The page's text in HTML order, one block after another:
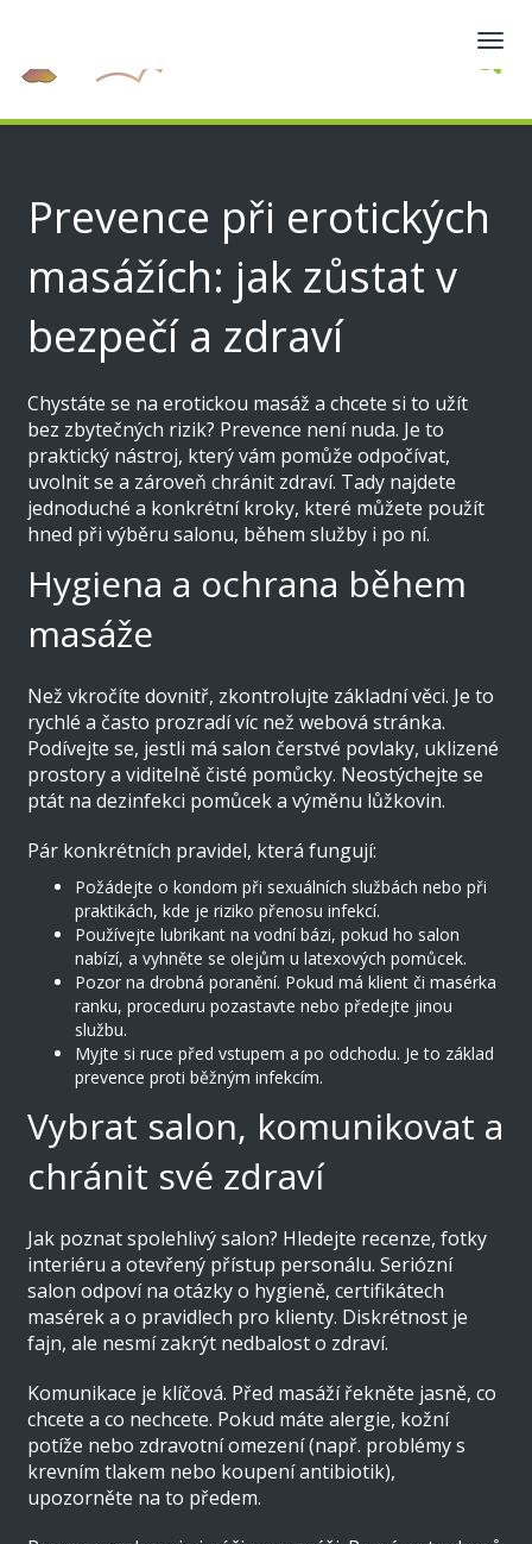
Prevence při erotických
masážích: jak zůstat v
bezpečí a zdraví
Chystáte se na erotickou masáž a chcete si to užít
bez zbytečných rizik? Prevence není nuda. Je to
praktický nástroj, který vám pomůže odpočívat,
uvolnit se a zároveň chránit zdraví. Tady najdete
jednoduché a konkrétní kroky, které můžete použít
hned při výběru salonu, během služby i po ní.
Hygiena a ochrana během
masáže
Než vkročíte dovnitř, zkontrolujte základní věci. Je to
rychlé a často prozradí víc než webová stránka.
Podívejte se, jestli má salon čerstvé povlaky, uklizené
prostory a viditelně čisté pomůcky. Neostýchejte se
ptát na dezinfekci pomůcek a výměnu lůžkovin.
Pár konkrétních pravidel, která fungují:
Požádejte o kondom při sexuálních službách nebo při
praktikách, kde je riziko přenosu infekcí.
Používejte lubrikant na vodní bázi, pokud ho salon
nabízí, a vyhněte se olejům u latexových pomůcek.
Pozor na drobná poranění. Pokud má klient či masérka
ranku, proceduru pozastavte nebo předejte jinou
službu.
Myjte si ruce před vstupem a po odchodu. Je to základ
prevence proti běžným infekcím.
Vybrat salon, komunikovat a
chránit své zdraví
Jak poznat spolehlivý salon? Hledejte recenze, fotky
interiéru a otevřený přístup personálu. Seriózní
salon odpoví na otázky o hygieně, certifikátech
masérek a o pravidlech pro klienty. Diskrétnost je
fajn, ale nesmí zakrýt nedbalost o zdraví.
Komunikace je klíčová. Před masáží řekněte jasně, co
chcete a co nechcete. Pokud máte alergie, kožní
potíže nebo zdravotní omezení (např. problémy s
krevním tlakem nebo koupení antibiotik),
upozorněte na to předem.